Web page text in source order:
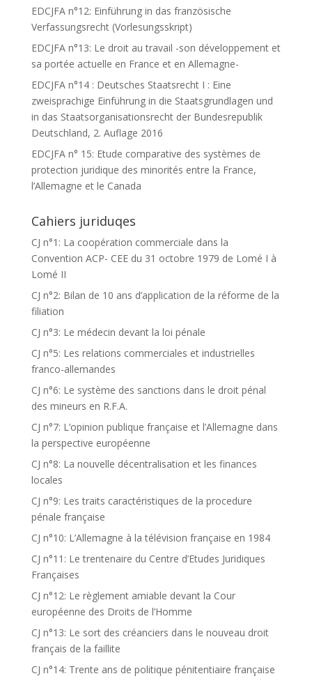
EDCJFA n°12: Einführung in das französische
Verfassungsrecht (Vorlesungsskript)
EDCJFA n°13: Le droit au travail -son développement et
sa portée actuelle en France et en Allemagne-
EDCJFA n°14 : Deutsches Staatsrecht I : Eine
zweisprachige Einführung in die Staatsgrundlagen und
in das Staatsorganisationsrecht der Bundesrepublik
Deutschland, 2. Auflage 2016
EDCJFA n° 15: Etude comparative des systèmes de
protection juridique des minorités entre la France,
l’Allemagne et le Canada
Cahiers juriduqes
CJ n°1: La coopération commerciale dans la
Convention ACP- CEE du 31 octobre 1979 de Lomé I à
Lomé II
CJ n°2: Bilan de 10 ans d’application de la réforme de la
filiation
CJ n°3: Le médecin devant la loi pénale
CJ n°5: Les relations commerciales et industrielles
franco-allemandes
CJ n°6: Le système des sanctions dans le droit pénal
des mineurs en R.F.A.
CJ n°7: L’opinion publique française et l’Allemagne dans
la perspective européenne
CJ n°8: La nouvelle décentralisation et les finances
locales
CJ n°9: Les traits caractéristiques de la procedure
pénale française
CJ n°10: L’Allemagne à la télévision française en 1984
CJ n°11: Le trentenaire du Centre d’Etudes Juridiques
Françaises
CJ n°12: Le règlement amiable devant la Cour
européenne des Droits de l’Homme
CJ n°13: Le sort des créanciers dans le nouveau droit
français de la faillite
CJ n°14: Trente ans de politique pénitentiaire française